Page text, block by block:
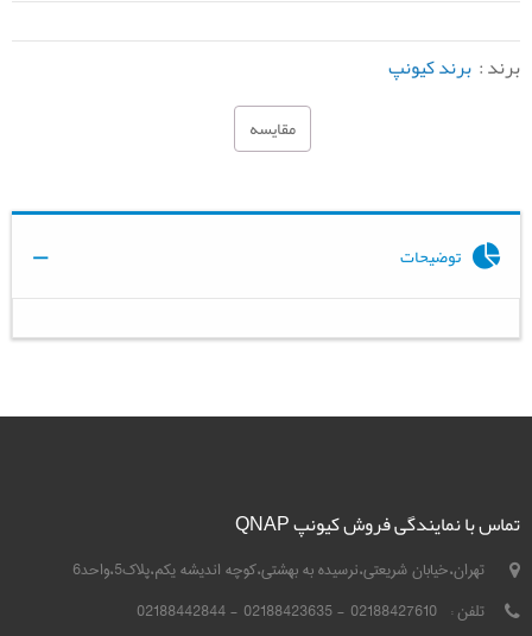
برند : برند کیونپ
مقایسه
توضیحات
تماس با نمایندگی فروش کیونپ QNAP
تهران،خیابان شریعتی،نرسیده به بهشتی،کوچه اندیشه یکم،پلاک5،واحد6
تلفن : 02188427610 - 02188423635 - 02188442844